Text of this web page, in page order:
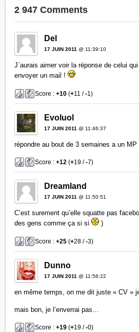
2 947 Comments
Del
17 JUIN 2011 @ 11:39:10
J`aurais aimer voir la réponse de celui
envoyer un mail !
Score :+10 (+11 /-1)
Evoluol
17 JUIN 2011 @ 11:46:37
répondre au bout de 3 semaines a un MP
Score :+12 (+19 /-7)
Dreamland
17 JUIN 2011 @ 11:50:51
C’est surement qu’elle squatte pas
des gens comme ça si si
)
Score :+25 (+28 /-3)
Dunno
17 JUIN 2011 @ 11:56:22
en même temps, on me dit juste « CV »
mais bon, je l’enverrai pas…
Score :+19 (+19 /-0)